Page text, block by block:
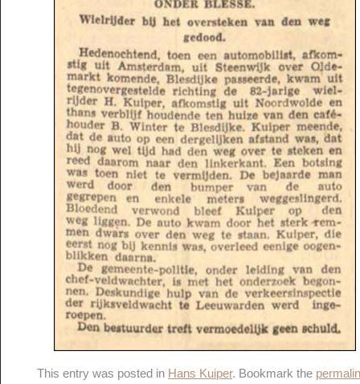
This entry was posted in Hans Kuiper. Bookmark the